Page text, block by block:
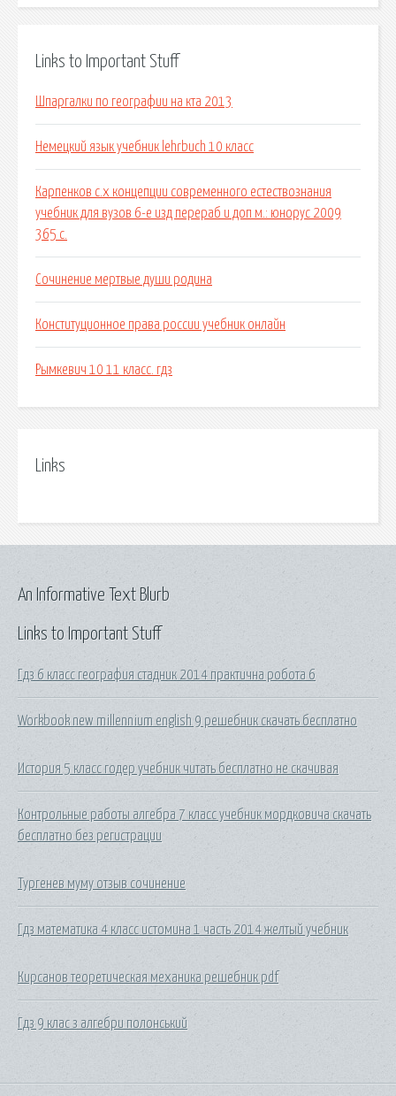
Links to Important Stuff
Шпаргалки по географии на кта 2013
Немецкий язык учебник lehrbuch 10 класс
Карпенков с.х концепции современного естествознания
учебник для вузов 6-е изд перераб и доп м.: юнорус 2009
365 с.
Сочинение мертвые души родина
Конституционное права россии учебник онлайн
Рымкевич 10 11 класс. гдз
Links
Links to Important Stuff
Гдз 6 класс география стадник 2014 практична робота 6
Workbook new millennium english 9 решебник скачать бесплатно
История 5 класс годер учебник читать бесплатно не скачивая
Контрольные работы алгебра 7 класс учебник мордковича скачать
бесплатно без регистрации
Тургенев муму отзыв сочинение
Гдз математика 4 класс истомина 1 часть 2014 желтый учебник
Кирсанов теоретическая механика решебник pdf
Гдз 9 клас з алгебри полонський
An Informative Text Blurb